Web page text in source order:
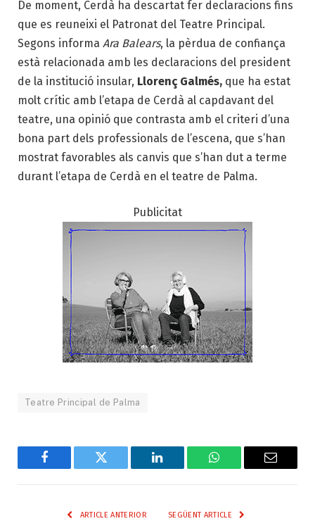
De moment, Cerdà ha descartat fer declaracions fins
que es reuneixi el Patronat del Teatre Principal.
Segons informa Ara Balears, la pèrdua de confiança
està relacionada amb les declaracions del president
de la institució insular, Llorenç Galmés, que ha estat
molt crític amb l’etapa de Cerdà al capdavant del
teatre, una opinió que contrasta amb el criteri d’una
bona part dels professionals de l’escena, que s’han
mostrat favorables als canvis que s’han dut a terme
durant l’etapa de Cerdà en el teatre de Palma.
Publicitat
Teatre Principal de Palma
Facebook Twitter LinkedIn WhatsAppEmail
ARTICLE ANTERIOR SEGÜENT ARTICLE